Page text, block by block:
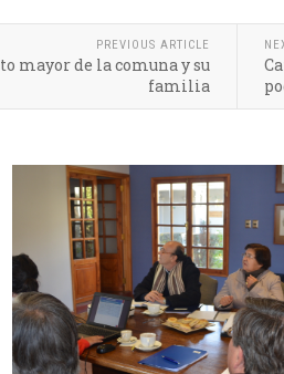
PREVIOUS ARTICLE
mayor de la comuna y su
familia
TIMES